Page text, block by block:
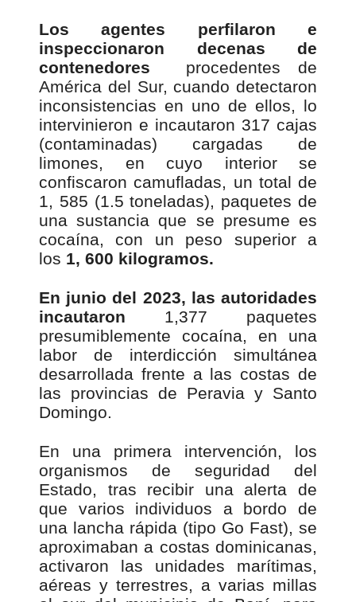
Los agentes perfilaron e
inspeccionaron decenas de
contenedores procedentes de
América del Sur, cuando detectaron
inconsistencias en uno de ellos, lo
intervinieron e incautaron 317 cajas
(contaminadas) cargadas de
limones, en cuyo interior se
confiscaron camufladas, un total de
1, 585 (1.5 toneladas), paquetes de
una sustancia que se presume es
cocaína, con un peso superior a
los 1, 600 kilogramos.
En junio del 2023, las autoridades
incautaron 1,377 paquetes
presumiblemente cocaína, en una
labor de interdicción simultánea
desarrollada frente a las costas de
las provincias de Peravia y Santo
Domingo.
En una primera intervención, los
organismos de seguridad del
Estado, tras recibir una alerta de
que varios individuos a bordo de
una lancha rápida (tipo Go Fast), se
aproximaban a costas dominicanas,
activaron las unidades marítimas,
aéreas y terrestres, a varias millas